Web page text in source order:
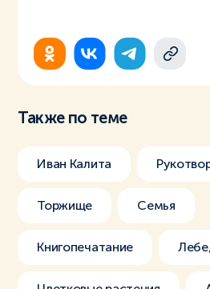
Также по теме
Иван Калита
Торжище Семья
Книгопечатание